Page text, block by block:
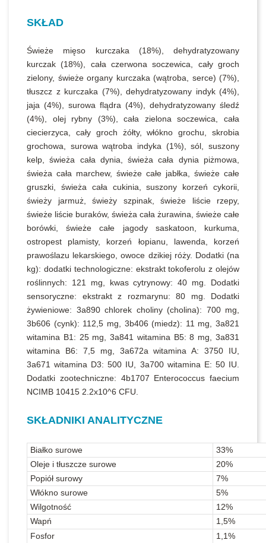
SKŁAD
Świeże mięso kurczaka (18%), dehydratyzowany
kurczak (18%), cała czerwona soczewica, cały groch
zielony, świeże organy kurczaka (wątroba, serce) (7%),
tłuszcz z kurczaka (7%), dehydratyzowany indyk (4%),
jaja (4%), surowa flądra (4%), dehydratyzowany śledź
(4%), olej rybny (3%), cała zielona soczewica, cała
ciecierzyca, cały groch żółty, włókno grochu, skrobia
grochowa, surowa wątroba indyka (1%), sól, suszony
kelp, świeża cała dynia, świeża cała dynia piżmowa,
świeża cała marchew, świeże całe jabłka, świeże całe
gruszki, świeża cała cukinia, suszony korzeń cykorii,
świeży jarmuż, świeży szpinak, świeże liście rzepy,
świeże liście buraków, świeża cała żurawina, świeże całe
borówki, świeże całe jagody saskatoon, kurkuma,
ostropest plamisty, korzeń łopianu, lawenda, korzeń
prawoślazu lekarskiego, owoce dzikiej róży. Dodatki (na
kg): dodatki technologiczne: ekstrakt tokoferolu z olejów
roślinnych: 121 mg, kwas cytrynowy: 40 mg. Dodatki
sensoryczne: ekstrakt z rozmarynu: 80 mg. Dodatki
żywieniowe: 3a890 chlorek choliny (cholina): 700 mg,
3b606 (cynk): 112,5 mg, 3b406 (miedz): 11 mg, 3a821
witamina B1: 25 mg, 3a841 witamina B5: 8 mg, 3a831
witamina B6: 7,5 mg, 3a672a witamina A: 3750 IU,
3a671 witamina D3: 500 IU, 3a700 witamina E: 50 IU.
Dodatki zootechniczne: 4b1707 Enterococcus faecium
NCIMB 10415 2.2x10^6 CFU.
SKŁADNIKI ANALITYCZNE
Białko surowe
33%
Oleje i tłuszcze surowe
20%
Popiół surowy
7%
Włókno surowe
5%
Wilgotność
12%
Wapń
1,5%
Fosfor
1,1%